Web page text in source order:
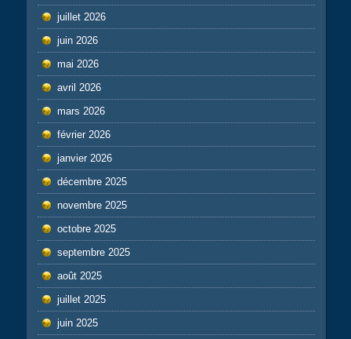
juillet 2026
juin 2026
mai 2026
avril 2026
mars 2026
février 2026
janvier 2026
décembre 2025
novembre 2025
octobre 2025
septembre 2025
août 2025
juillet 2025
juin 2025